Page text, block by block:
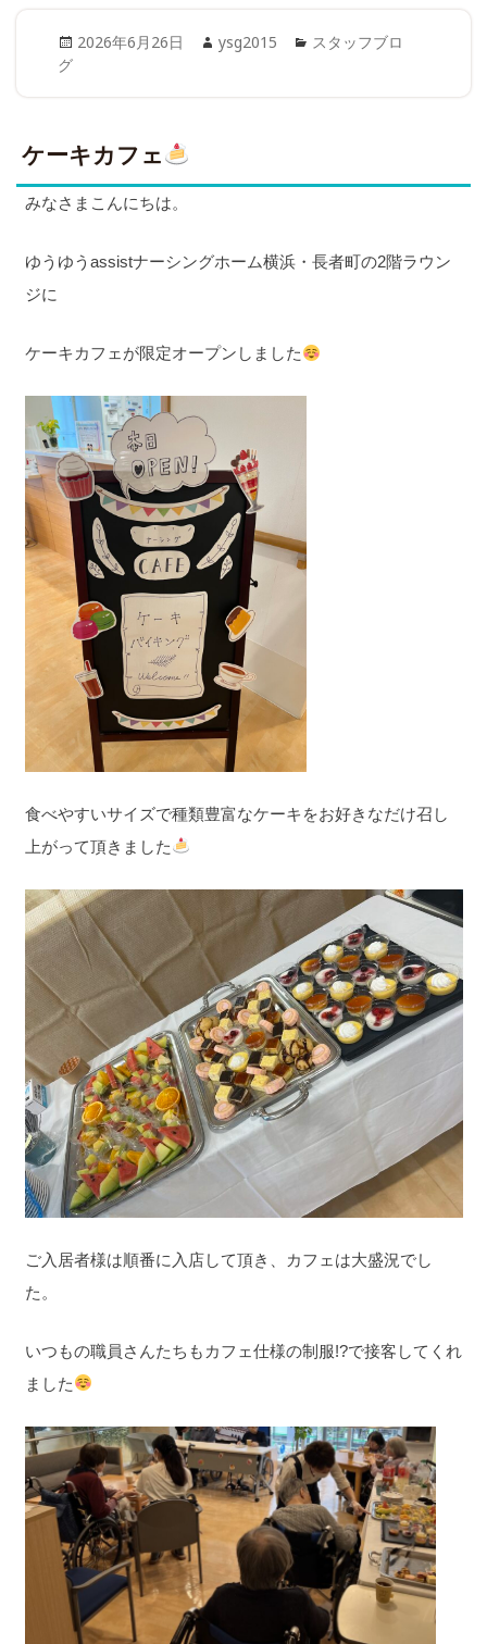
Posted
2026年6月26日 Author
ysg2015 Categories
スタッフブロ
グ
ケーキカフェ
みなさまこんにちは。
ゆうゆうassistナーシングホーム横浜・長者町の2階ラウン
ジに
ケーキカフェが限定オープンしました
食べやすいサイズで種類豊富なケーキをお好きなだけ召し
上がって頂きました
ご入居者様は順番に入店して頂き、カフェは大盛況でし
た。
いつもの職員さんたちもカフェ仕様の制服!?で接客してくれ
ました